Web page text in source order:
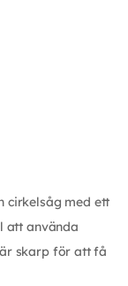
cirkelsåg med ett
att använda
skarp för att få